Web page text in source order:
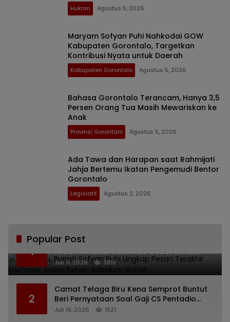
Hukrim Agustus 5, 2026
Maryam Sofyan Puhi Nahkodai GOW
Kabupaten Gorontalo, Targetkan
Kontribusi Nyata untuk Daerah
Kabupaten Gorontalo Agustus 5, 2026
Bahasa Gorontalo Terancam, Hanya 3,5
Persen Orang Tua Masih Mewariskan ke
Anak
Provinsi Gorontalo Agustus 5, 2026
Ada Tawa dan Harapan saat Rahmijati
Jahja Bertemu Ikatan Pengemudi Bentor
Gorontalo
Legislatif Agustus 2, 2026
Popular Post
1
Bikin Haru, Bupati Sofyan Puhi Ungkap
Pesan Terakhir Rachmat Gobel Sehari
Sebelum Wafat
Juli 11, 2026 3815
2
Camat Telaga Biru Kena Semprot Buntut
Beri Pernyataan Soal Gaji CS Pentadio
Barat yang Nunggak
Juli 19, 2026 1521